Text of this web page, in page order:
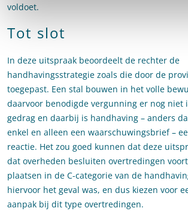
voldoet.
Tot slot
In deze uitspraak beoordeelt de rechter de
handhavingsstrategie zoals die door de
toegepast. Een stal bouwen in het volle
daarvoor benodigde vergunning er nog niet
gedrag en daarbij is handhaving – anders
enkel en alleen een waarschuwingsbrief –
reactie. Het zou goed kunnen dat deze
dat overheden besluiten overtredingen
plaatsen in de C-categorie van de
hiervoor het geval was, en dus kiezen voor
aanpak bij dit type overtredingen.